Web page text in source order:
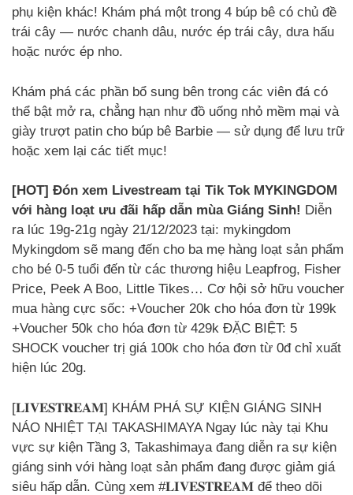
phụ kiện khác! Khám phá một trong 4 búp bê có chủ đề
trái cây — nước chanh dâu, nước ép trái cây, dưa hấu
hoặc nước ép nho.
Khám phá các phần bổ sung bên trong các viên đá có
thể bật mở ra, chẳng hạn như đồ uống nhỏ mềm mại và
giày trượt patin cho búp bê Barbie — sử dụng để lưu trữ
hoặc xem lại các tiết mục!
[HOT] Đón xem Livestream tại Tik Tok MYKINGDOM
với hàng loạt ưu đãi hấp dẫn mùa Giáng Sinh! Diễn
ra lúc 19g-21g ngày 21/12/2023 tại: mykingdom
Mykingdom sẽ mang đến cho ba mẹ hàng loạt sản phẩm
cho bé 0-5 tuổi đến từ các thương hiệu Leapfrog, Fisher
Price, Peek A Boo, Little Tikes… Cơ hội sở hữu voucher
mua hàng cực sốc: +Voucher 20k cho hóa đơn từ 199k
+Voucher 50k cho hóa đơn từ 429k ĐẶC BIỆT: 5
SHOCK voucher trị giá 100k cho hóa đơn từ 0đ chỉ xuất
hiện lúc 20g.
[𝐋𝐈𝐕𝐄𝐒𝐓𝐑𝐄𝐀𝐌] KHÁM PHÁ SỰ KIỆN GIÁNG SINH
NÁO NHIỆT TẠI TAKASHIMAYA Ngay lúc này tại Khu
vực sự kiện Tầng 3, Takashimaya đang diễn ra sự kiện
giáng sinh với hàng loạt sản phẩm đang được giảm giá
siêu hấp dẫn. Cùng xem #𝐋𝐈𝐕𝐄𝐒𝐓𝐑𝐄𝐀𝐌 để theo dõi